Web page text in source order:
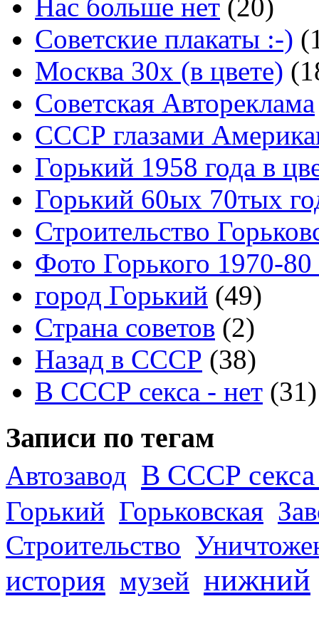
Нас больше нет (20)
Советские плакаты :-)
Москва 30x (в цвете)
Советская Автореклама
СССР глазами
Горький 1958 года в
Горький 60ых 70тых
Строительство
Фото Горького 1970-80
город Горький (49)
Страна советов (2)
Назад в СССР (38)
В СССР секса - нет (31)
Записи по тегам
Автозавод В СССР секса
Горький Горьковская
Строительство
история музей нижний